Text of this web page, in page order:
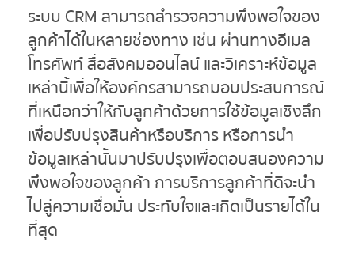
ระบบ CRM สามารถสำรวจความพึงพอใจของ
ลูกค้าได้ในหลายช่องทาง เช่น ผ่านทางอีเมล
โทรศัพท์ สื่อสังคมออนไลน์ และวิเคราะห์ข้อมูล
เหล่านี้เพื่อให้องค์กรสามารถมอบประสบการณ์
ที่เหนือกว่าให้กับลูกค้าด้วยการใช้ข้อมูลเชิงลึก
เพื่อปรับปรุงสินค้าหรือบริการ หรือการนำ
ข้อมูลเหล่านั้นมาปรับปรุงเพื่อตอบสนองความ
พึงพอใจของลูกค้า การบริการลูกค้าที่ดีจะนำ
ไปสู่ความเชื่อมั่น ประทับใจและเกิดเป็นรายได้ใน
ที่สุด